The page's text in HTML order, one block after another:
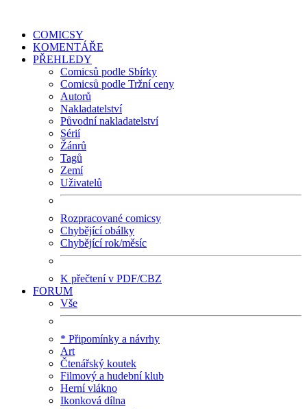
COMICSY
KOMENTÁŘE
PŘEHLEDY
Comicsů podle Sbírky
Comicsů podle Tržní ceny
Autorů
Nakladatelství
Původní nakladatelství
Sérií
Žánrů
Tagů
Zemí
Uživatelů
Rozpracované comicsy
Chybějící obálky
Chybějící rok/měsíc
K přečtení v PDF/CBZ
FORUM
Vše
* Připomínky a návrhy
Art
Čtenářský koutek
Filmový a hudební klub
Herní vlákno
Ikonková dílna